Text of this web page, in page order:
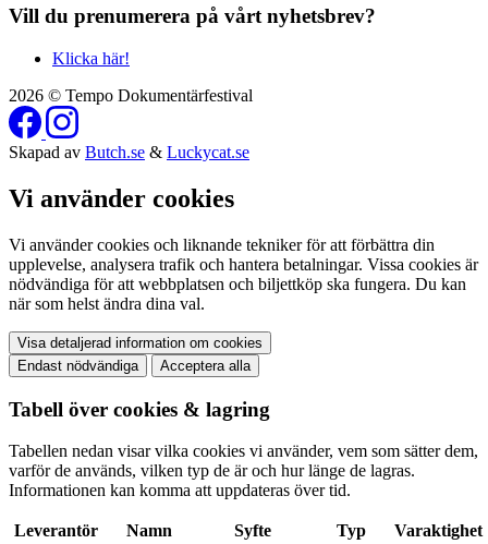
Vill du prenumerera på vårt nyhetsbrev?
Klicka här!
2026 © Tempo Dokumentärfestival
Skapad av Butch.se & Luckycat.se
Vi använder cookies
Vi använder cookies och liknande tekniker för att förbättra din
upplevelse, analysera trafik och hantera betalningar. Vissa cookies är
nödvändiga för att webbplatsen och biljettköp ska fungera. Du kan
när som helst ändra dina val.
Visa detaljerad information om cookies
Endast nödvändiga
Acceptera alla
Tabell över cookies & lagring
Tabellen nedan visar vilka cookies vi använder, vem som sätter dem,
varför de används, vilken typ de är och hur länge de lagras.
Informationen kan komma att uppdateras över tid.
Leverantör Namn Syfte Typ Varaktighet